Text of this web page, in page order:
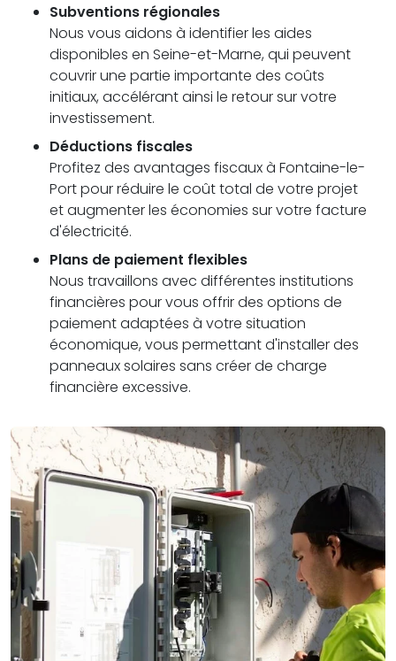
Subventions régionales
Nous vous aidons à identifier les aides
disponibles en Seine-et-Marne, qui peuvent
couvrir une partie importante des coûts
initiaux, accélérant ainsi le retour sur votre
investissement.
Déductions fiscales
Profitez des avantages fiscaux à Fontaine-le-
Port pour réduire le coût total de votre projet
et augmenter les économies sur votre facture
d'électricité.
Plans de paiement flexibles
Nous travaillons avec différentes institutions
financières pour vous offrir des options de
paiement adaptées à votre situation
économique, vous permettant d'installer des
panneaux solaires sans créer de charge
financière excessive.